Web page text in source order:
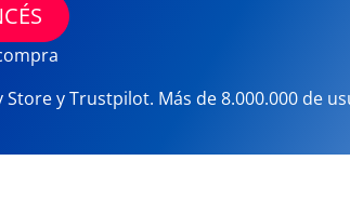
Store y Trustpilot. Más de 8.000.000 de